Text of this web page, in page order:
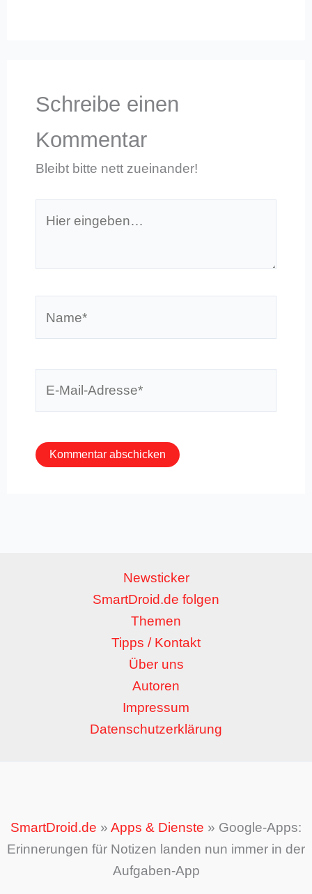
Schreibe einen
Kommentar
Bleibt bitte nett zueinander!
eingeben…
Newsticker
SmartDroid.de folgen
Themen
Tipps / Kontakt
Über uns
Autoren
Impressum
Datenschutzerklärung
SmartDroid.de » Apps & Dienste » Google-Apps:
Erinnerungen für Notizen landen nun immer in der
Aufgaben-App